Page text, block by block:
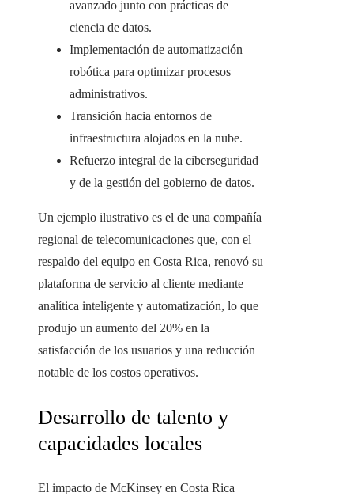
avanzado junto con prácticas de
ciencia de datos.
Implementación de automatización
robótica para optimizar procesos
administrativos.
Transición hacia entornos de
infraestructura alojados en la nube.
Refuerzo integral de la ciberseguridad
y de la gestión del gobierno de datos.
Un ejemplo ilustrativo es el de una compañía
regional de telecomunicaciones que, con el
respaldo del equipo en Costa Rica, renovó su
plataforma de servicio al cliente mediante
analítica inteligente y automatización, lo que
produjo un aumento del 20% en la
satisfacción de los usuarios y una reducción
notable de los costos operativos.
Desarrollo de talento y
capacidades locales
El impacto de McKinsey en Costa Rica